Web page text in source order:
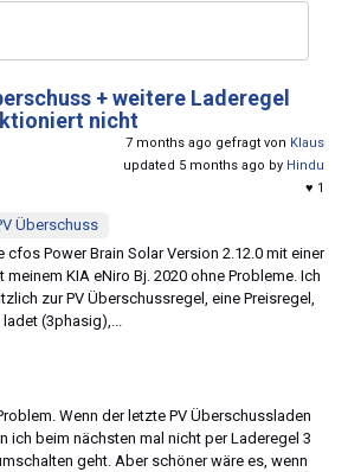
+ weitere Laderegel
nicht
7 months ago gefragt von Klaus
updated 5 months ago by Hindu
♥ 1
Überschuss
cfos Power Brain Solar Version 2.12.0 mit einer
KIA eNiro Bj. 2020 ohne Probleme. Ich
zur PV Überschussregel, eine Preisregel,
(3phasig),...
Wenn der letzte PV Überschussladen
ich beim nächsten mal nicht per Laderegel 3
geht. Aber schöner wäre es, wenn